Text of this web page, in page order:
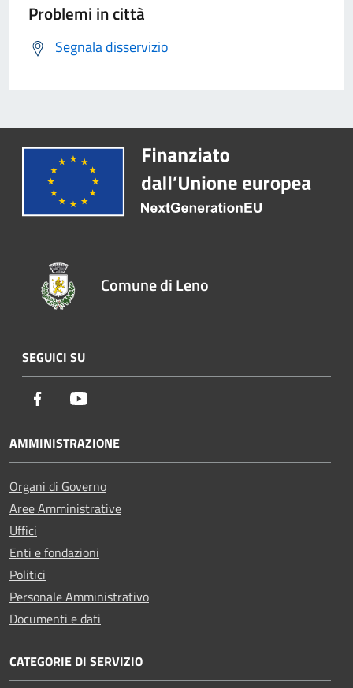
Problemi in città
Segnala disservizio
Comune di Leno
SEGUICI SU
Facebook
AMMINISTRAZIONE
Organi di Governo
Aree Amministrative
Uffici
Enti e fondazioni
Politici
Personale Amministrativo
Documenti e dati
CATEGORIE DI SERVIZIO